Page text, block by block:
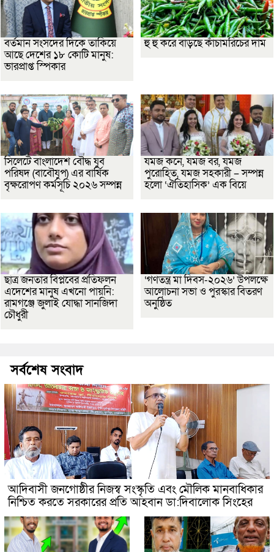
বর্তমান সংসদের দিকে তাকিয়ে
আছে দেশের ১৮ কোটি মানুষ:
ভারপ্রাপ্ত স্পিকার
হু হু করে বাড়ছে কাঁচামরিচের দাম
সিলেটে বাংলাদেশ বৌদ্ধ যুব
পরিষদ (বাবৌযুপ) এর বার্ষিক
বৃক্ষরোপণ কর্মসূচি ২০২৬ সম্পন্ন
যমজ কনে, যমজ বর, যমজ
পুরোহিত, যমজ সহকারী – সম্পন্ন
হলো ‘ঐতিহাসিক’ এক বিয়ে
ছাত্র জনতার বিপ্লবের প্রতিফলন
এদেশের মানুষ এখনো পায়নি:
রামগঞ্জে জুলাই যোদ্ধা সানজিদা
চৌধুরী
‘গণতন্ত্র মা দিবস-২০২৬’ উপলক্ষে
আলোচনা সভা ও পুরস্কার বিতরণ
অনুষ্ঠিত
সর্বশেষ সংবাদ
আদিবাসী জনগোষ্ঠীর নিজস্ব সংস্কৃতি এবং মৌলিক মানবাধিকার
নিশ্চিত করতে সরকারের প্রতি আহবান ডা:দিবালোক সিংহের